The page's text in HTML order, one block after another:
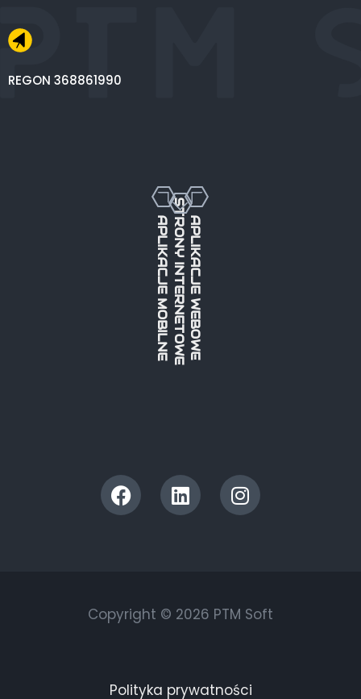
REGON 368861990
APLIKACJE MOBILNESTRONY INTERNETOWEAPLIKACJE WEBOWE
Copyright © 2026 PTM Soft
Polityka prywatności